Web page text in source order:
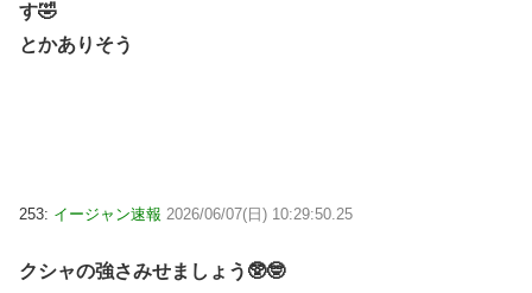
す🤣
とかありそう
253: イージャン速報 2026/06/07(日) 10:29:50.25
クシャの強さみせましょう🥸🤓